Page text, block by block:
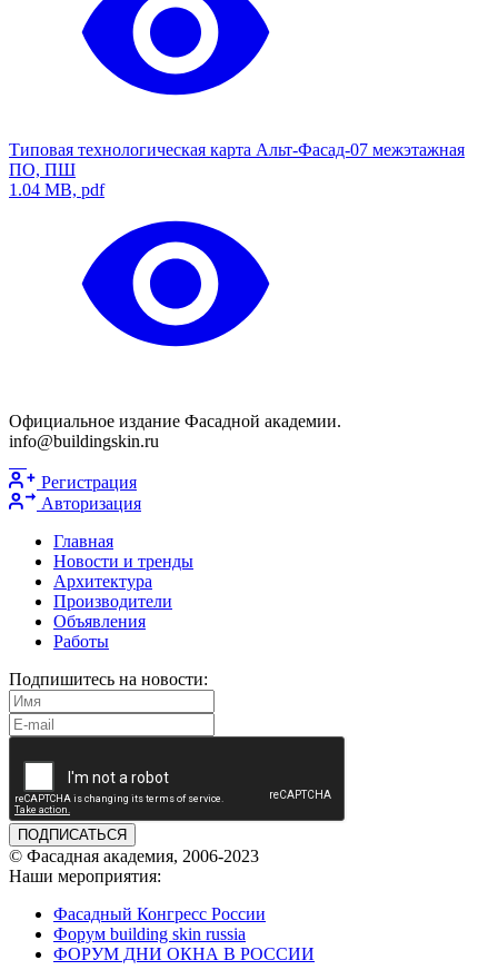
Типовая технологическая карта Альт-Фасад-07 межэтажная
ПО, ПШ
1.04 MB, pdf
Официальное издание Фасадной академии.
info@buildingskin.ru
Регистрация
Авторизация
Главная
Новости и тренды
Архитектура
Производители
Объявления
Работы
Подпишитесь на новости:
ПОДПИСАТЬСЯ
© Фасадная академия, 2006-2023
Наши мероприятия:
Фасадный Конгресс России
Форум building skin russia
ФОРУМ ДНИ ОКНА В РОССИИ